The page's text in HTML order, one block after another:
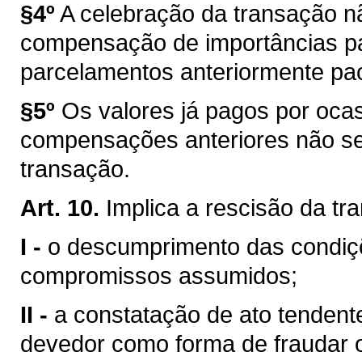
§4º A celebração da transação
compensação de importâncias
parcelamentos anteriormente
§5º Os valores já pagos por
compensações anteriores não
transação.
Art. 10. Implica a rescisão da
I - o descumprimento das
compromissos assumidos;
II - a constatação de ato
devedor como forma de fraudar